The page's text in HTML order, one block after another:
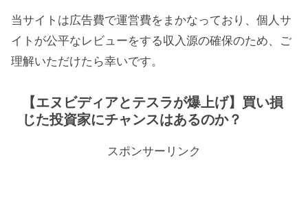
当サイトは広告費で運営費をまかなっており、個人サ
イトが公平なレビューをする収入源の確保のため、ご
理解いただけたら幸いです。
【エヌビディアとテスラが爆上げ】買い損
じた投資家にチャンスはあるのか？
スポンサーリンク